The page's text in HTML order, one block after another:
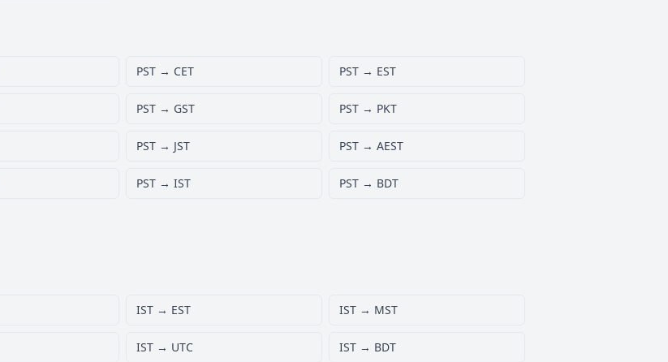
PST → CET PST → EST
PST → GST PST → PKT
PST → JST PST → AEST
PST → IST PST → BDT
IST → EST IST → MST
IST → UTC IST → BDT